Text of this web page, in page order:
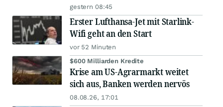
gestern 08:45
Erster Lufthansa-Jet mit Starlink-
Wifi geht an den Start
vor 52 Minuten
$600 Milliarden Kredite
Krise am US-Agrarmarkt weitet
sich aus, Banken werden nervös
08.08.26, 17:01